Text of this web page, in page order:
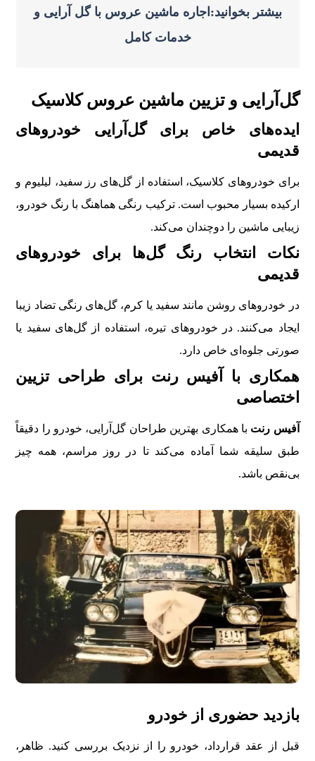
بیشتر بخوانید:اجاره ماشین عروس با گل‌ آرایی و
خدمات کامل
گل‌آرایی و تزیین ماشین عروس کلاسیک
ایده‌های خاص برای گل‌آرایی خودروهای
قدیمی
برای خودروهای کلاسیک، استفاده از گل‌های رز سفید، لیلیوم و
ارکیده بسیار محبوب است. ترکیب رنگی هماهنگ با رنگ خودرو،
زیبایی ماشین را دوچندان می‌کند.
نکات انتخاب رنگ گل‌ها برای خودروهای
قدیمی
در خودروهای روشن مانند سفید یا کرم، گل‌های رنگی تضاد زیبا
ایجاد می‌کنند. در خودروهای تیره، استفاده از گل‌های سفید یا
صورتی جلوه‌ای خاص دارد.
همکاری با آفیس رنت برای طراحی تزیین
اختصاصی
آفیس رنت با همکاری بهترین طراحان گل‌آرایی، خودرو را دقیقاً
طبق سلیقه شما آماده می‌کند تا در روز مراسم، همه چیز
بی‌نقص باشد.
بازدید حضوری از خودرو
قبل از عقد قرارداد، خودرو را از نزدیک بررسی کنید. ظاهر،